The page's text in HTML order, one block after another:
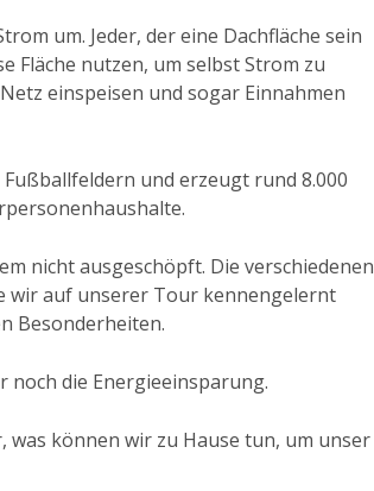
um. Jeder, der eine Dachfläche sein
Fläche nutzen, um selbst Strom zu
einspeisen und sogar Einnahmen
und erzeugt rund 8.000
nicht ausgeschöpft. Die verschiedenen
wir auf unserer Tour kennengelernt
Besonderheiten.
noch die Energieeinsparung.
was können wir zu Hause tun, um unser